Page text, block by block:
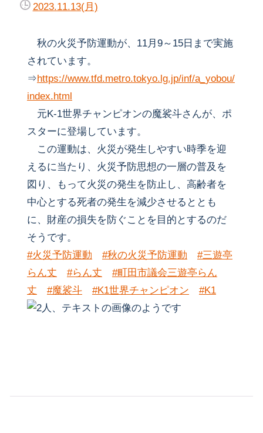
2023.11.13(月)
秋の火災予防運動が、11月9～15日まで実施
されています。
⇒https://www.tfd.metro.tokyo.lg.jp/inf/a_yobou/
index.html
元K-1世界チャンピオンの魔裟斗さんが、ポ
スターに登場しています。
この運動は、火災が発生しやすい時季を迎
えるに当たり、火災予防思想の一層の普及を
図り、もって火災の発生を防止し、高齢者を
中心とする死者の発生を減少させるととも
に、財産の損失を防ぐことを目的とするのだ
そうです。
#火災予防運動
#秋の火災予防運動
#三遊亭
らん丈
#らん丈
#町田市議会三遊亭らん
丈
#魔裟斗 #K1世界チャンピオン #K1